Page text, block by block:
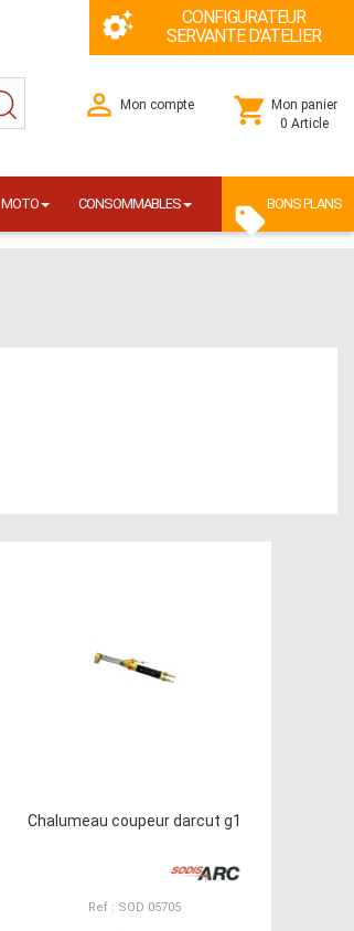
CONFIGURATEUR
SERVANTE D'ATELIER
Mon compte
Mon panier
0 Article
MOTO CONSOMMABLES BONS PLANS
Chalumeau coupeur darcut g1
Ref : SOD 05705